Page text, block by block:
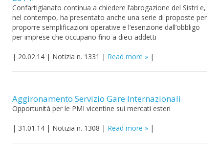
Confartigianato continua a chiedere l’abrogazione del Sistri e,
nel contempo, ha presentato anche una serie di proposte per
proporre semplificazioni operative e l’esenzione dall’obbligo
per imprese che occupano fino a dieci addetti
| 20.02.14 | Notizia n. 1331 | Read more |
Aggironamento Servizio Gare Internazionali
Opportunità per le PMI vicentine sui mercati esteri
| 31.01.14 | Notizia n. 1308 | Read more |